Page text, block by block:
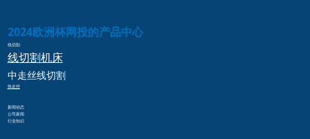
2024欧洲杯网投的产品中心
线切割
线切割机床
中走丝线切割
快走丝
新闻动态
公司新闻
行业知识